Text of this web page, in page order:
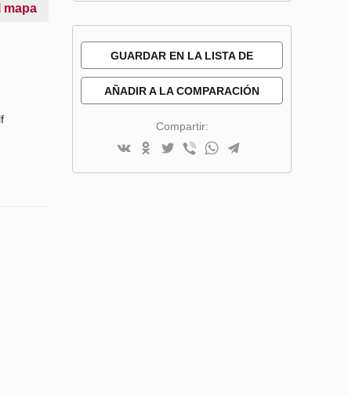
mapa
GUARDAR EN LA LISTA DE
AÑADIR A LA COMPARACIÓN
Compartir: